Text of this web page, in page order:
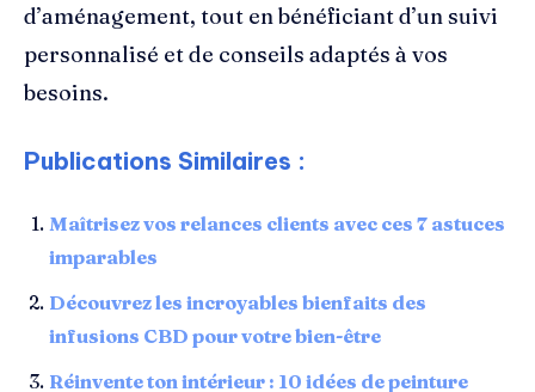
d’aménagement, tout en bénéficiant d’un suivi
personnalisé et de conseils adaptés à vos
besoins.
Publications Similaires :
Maîtrisez vos relances clients avec ces 7 astuces
imparables
Découvrez les incroyables bienfaits des
infusions CBD pour votre bien-être
Réinvente ton intérieur : 10 idées de peinture